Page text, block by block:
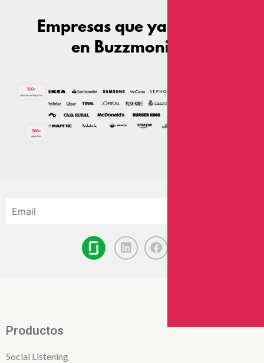
Empresas que ya confían
en Buzzmonitor
Productos
Social Listening